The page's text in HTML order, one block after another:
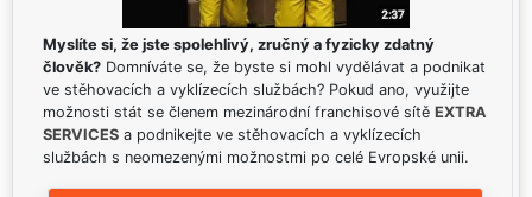
Myslíte si, že jste spolehlivý, zručný a fyzicky zdatný
člověk? Domníváte se, že byste si mohl vydělávat a podnikat
ve stěhovacích a vyklízecích službách? Pokud ano, využijte
možnosti stát se členem mezinárodní franchisové sítě EXTRA
SERVICES a podnikejte ve stěhovacích a vyklízecích
službách s neomezenými možnostmi po celé Evropské unii.